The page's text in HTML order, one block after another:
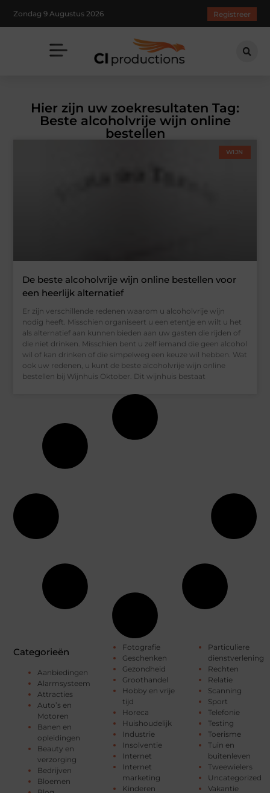
Zondag 9 Augustus 2026 Registreer
Hier zijn uw zoekresultaten Tag:
Beste alcoholvrije wijn online
bestellen
WIJN
De beste alcoholvrije wijn online bestellen voor
een heerlijk alternatief
Er zijn verschillende redenen waarom u alcoholvrije wijn
nodig heeft. Misschien organiseert u een etentje en wilt u het
als alternatief aan kunnen bieden aan uw gasten die rijden of
die niet drinken. Misschien bent u zelf iemand die geen alcohol
wil of kan drinken of die simpelweg een keuze wil hebben. Wat
ook uw redenen, u kunt de beste alcoholvrije wijn online
bestellen bij Wijnhuis Oktober. Dit wijnhuis bestaat
Categorieën
Aanbiedingen
Alarmsysteem
Attracties
Auto’s en
Motoren
Banen en
opleidingen
Beauty en
verzorging
Bedrijven
Bloemen
Fotografie
Geschenken
Gezondheid
Groothandel
Hobby en vrije
tijd
Horeca
Huishoudelijk
Industrie
Insolventie
Internet
Internet
marketing
Kinderen
Particuliere
dienstverlening
Rechten
Relatie
Scanning
Sport
Telefonie
Testing
Toerisme
Tuin en
buitenleven
Tweewielers
Uncategorized
Vakantie